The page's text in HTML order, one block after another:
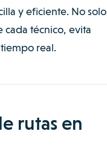
y eficiente. No solo
cada técnico, evita
real.
rutas en